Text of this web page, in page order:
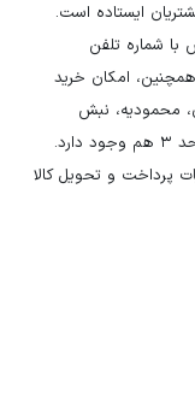
5 لایه، در کنار مشتریان ایستاده است.
با شماره تلفن
همچنین، امکان خرید
محمودیه،‌ نبش
شادآور، برج ستاره ولنجک،‌ پلاک ۱۵، طبقه ۲، واحد ۳ هم وجود دارد.
پرداخت و تحویل کالا